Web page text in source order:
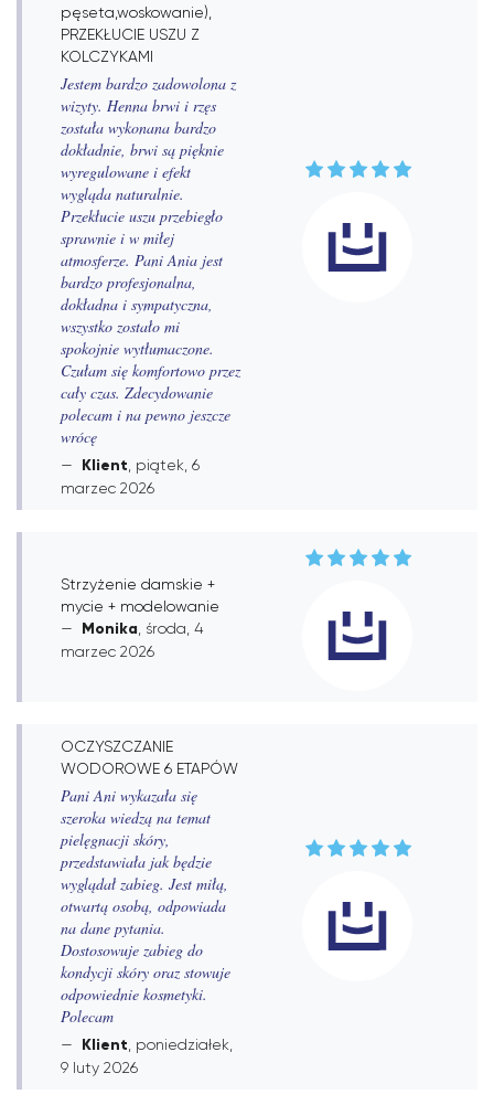
pęseta,woskowanie),
PRZEKŁUCIE USZU Z
KOLCZYKAMI
Jestem bardzo zadowolona z
wizyty. Henna brwi i rzęs
została wykonana bardzo
dokładnie, brwi są pięknie
wyregulowane i efekt
wygląda naturalnie.
Przekłucie uszu przebiegło
sprawnie i w miłej
atmosferze. Pani Ania jest
bardzo profesjonalna,
dokładna i sympatyczna,
wszystko zostało mi
spokojnie wytłumaczone.
Czułam się komfortowo przez
cały czas. Zdecydowanie
polecam i na pewno jeszcze
wrócę
Klient , piątek, 6
marzec 2026
Strzyżenie damskie +
mycie + modelowanie
Monika , środa, 4
marzec 2026
OCZYSZCZANIE
WODOROWE 6 ETAPÓW
Pani Ani wykazała się
szeroka wiedzą na temat
pielęgnacji skóry,
przedstawiała jak będzie
wyglądał zabieg. Jest miłą,
otwartą osobą, odpowiada
na dane pytania.
Dostosowuje zabieg do
kondycji skóry oraz stowuje
odpowiednie kosmetyki.
Polecam
Klient , poniedziałek,
9 luty 2026